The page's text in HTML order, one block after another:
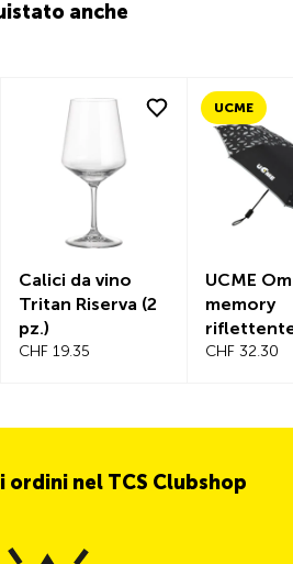
anche
Calici da vino
Tritan Riserva (2
pz.)
CHF 19.35
UCME
UCME
memory
CHF 32.30
nel TCS Clubshop